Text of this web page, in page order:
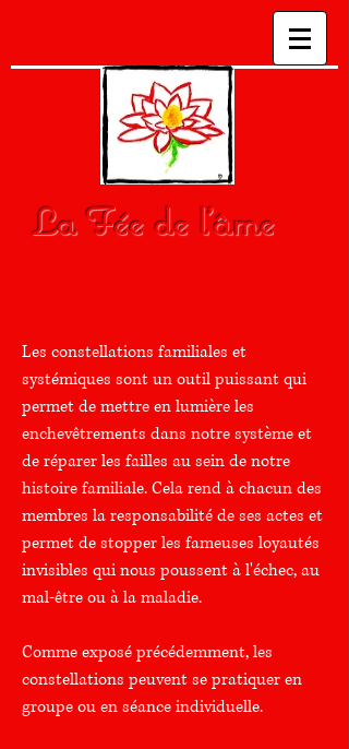
La Fée de l'âme
Les constellations familiales et
systémiques sont un outil puissant qui
permet de mettre en lumière les
enchevêtrements dans notre système et
de réparer les failles au sein denotre
histoire familiale. Cela rend à chacun des
membres la responsabilité de ses actes et
permet de stopper les fameuses loyautés
invisibles qui nous poussent à l'échec, au
mal-être ou à la maladie.
Comme exposé précédemment, les
constellations peuvent se pratiquer en
groupe ou en séance individuelle.